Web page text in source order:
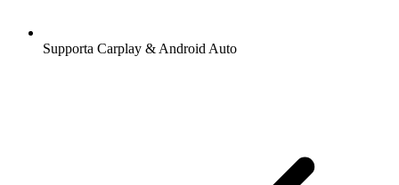
Supporta Carplay & Android Auto